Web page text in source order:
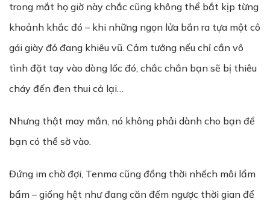
trong mắt họ giờ này chắc cũng không thể bắt kịp từng
khoảnh khắc đó – khi những ngọn lửa bắn ra tựa một cô
gái giày đỏ đang khiêu vũ. Cảm tưởng nếu chỉ cần vô
tình đặt tay vào dòng lốc đó, chắc chắn bạn sẽ bị thiêu
cháy đến đen thui cả lại…
Nhưng thật may mắn, nó không phải dành cho bạn để
bạn có thể sờ vào.
Đứng im chờ đợi, Tenma cũng đồng thời nhếch môi lẩm
bẩm – giống hệt như đang căn đếm ngược thời gian để